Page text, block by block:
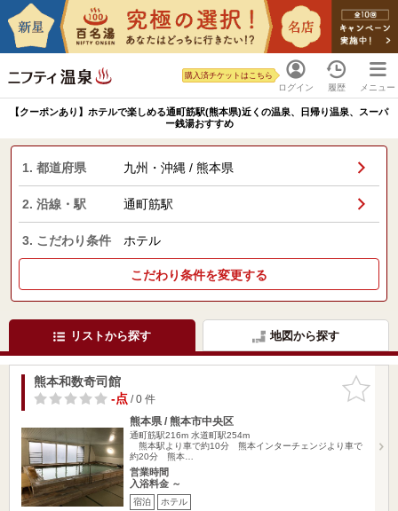
ログイン
購入済チケットはこちら
履歴 メニュー
【クーポンあり】ホテルで楽しめる通町筋駅(熊本県)近くの温泉、日帰り温泉、スーパ
ー銭湯おすすめ
1. 都道府県 九州・沖縄 / 熊本県
2. 沿線・駅 通町筋駅
3. こだわり条件 ホテル
こだわり条件を変更する
リストから探す 地図から探す
お気に入
りに追加
熊本和数奇司館
-点/ 0 件
熊本県 / 熊本市中央区
通町筋駅216m 水道町駅254m
熊本駅より車で約10分 熊本インターチェンジより車で
約20分 熊本…
営業時間
入浴料金 ～
宿泊 ホテル